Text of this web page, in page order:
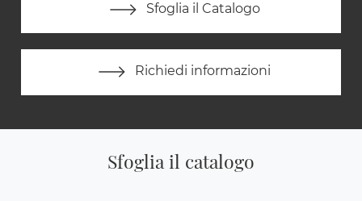
Sfoglia il Catalogo
Richiedi informazioni
Sfoglia il catalogo